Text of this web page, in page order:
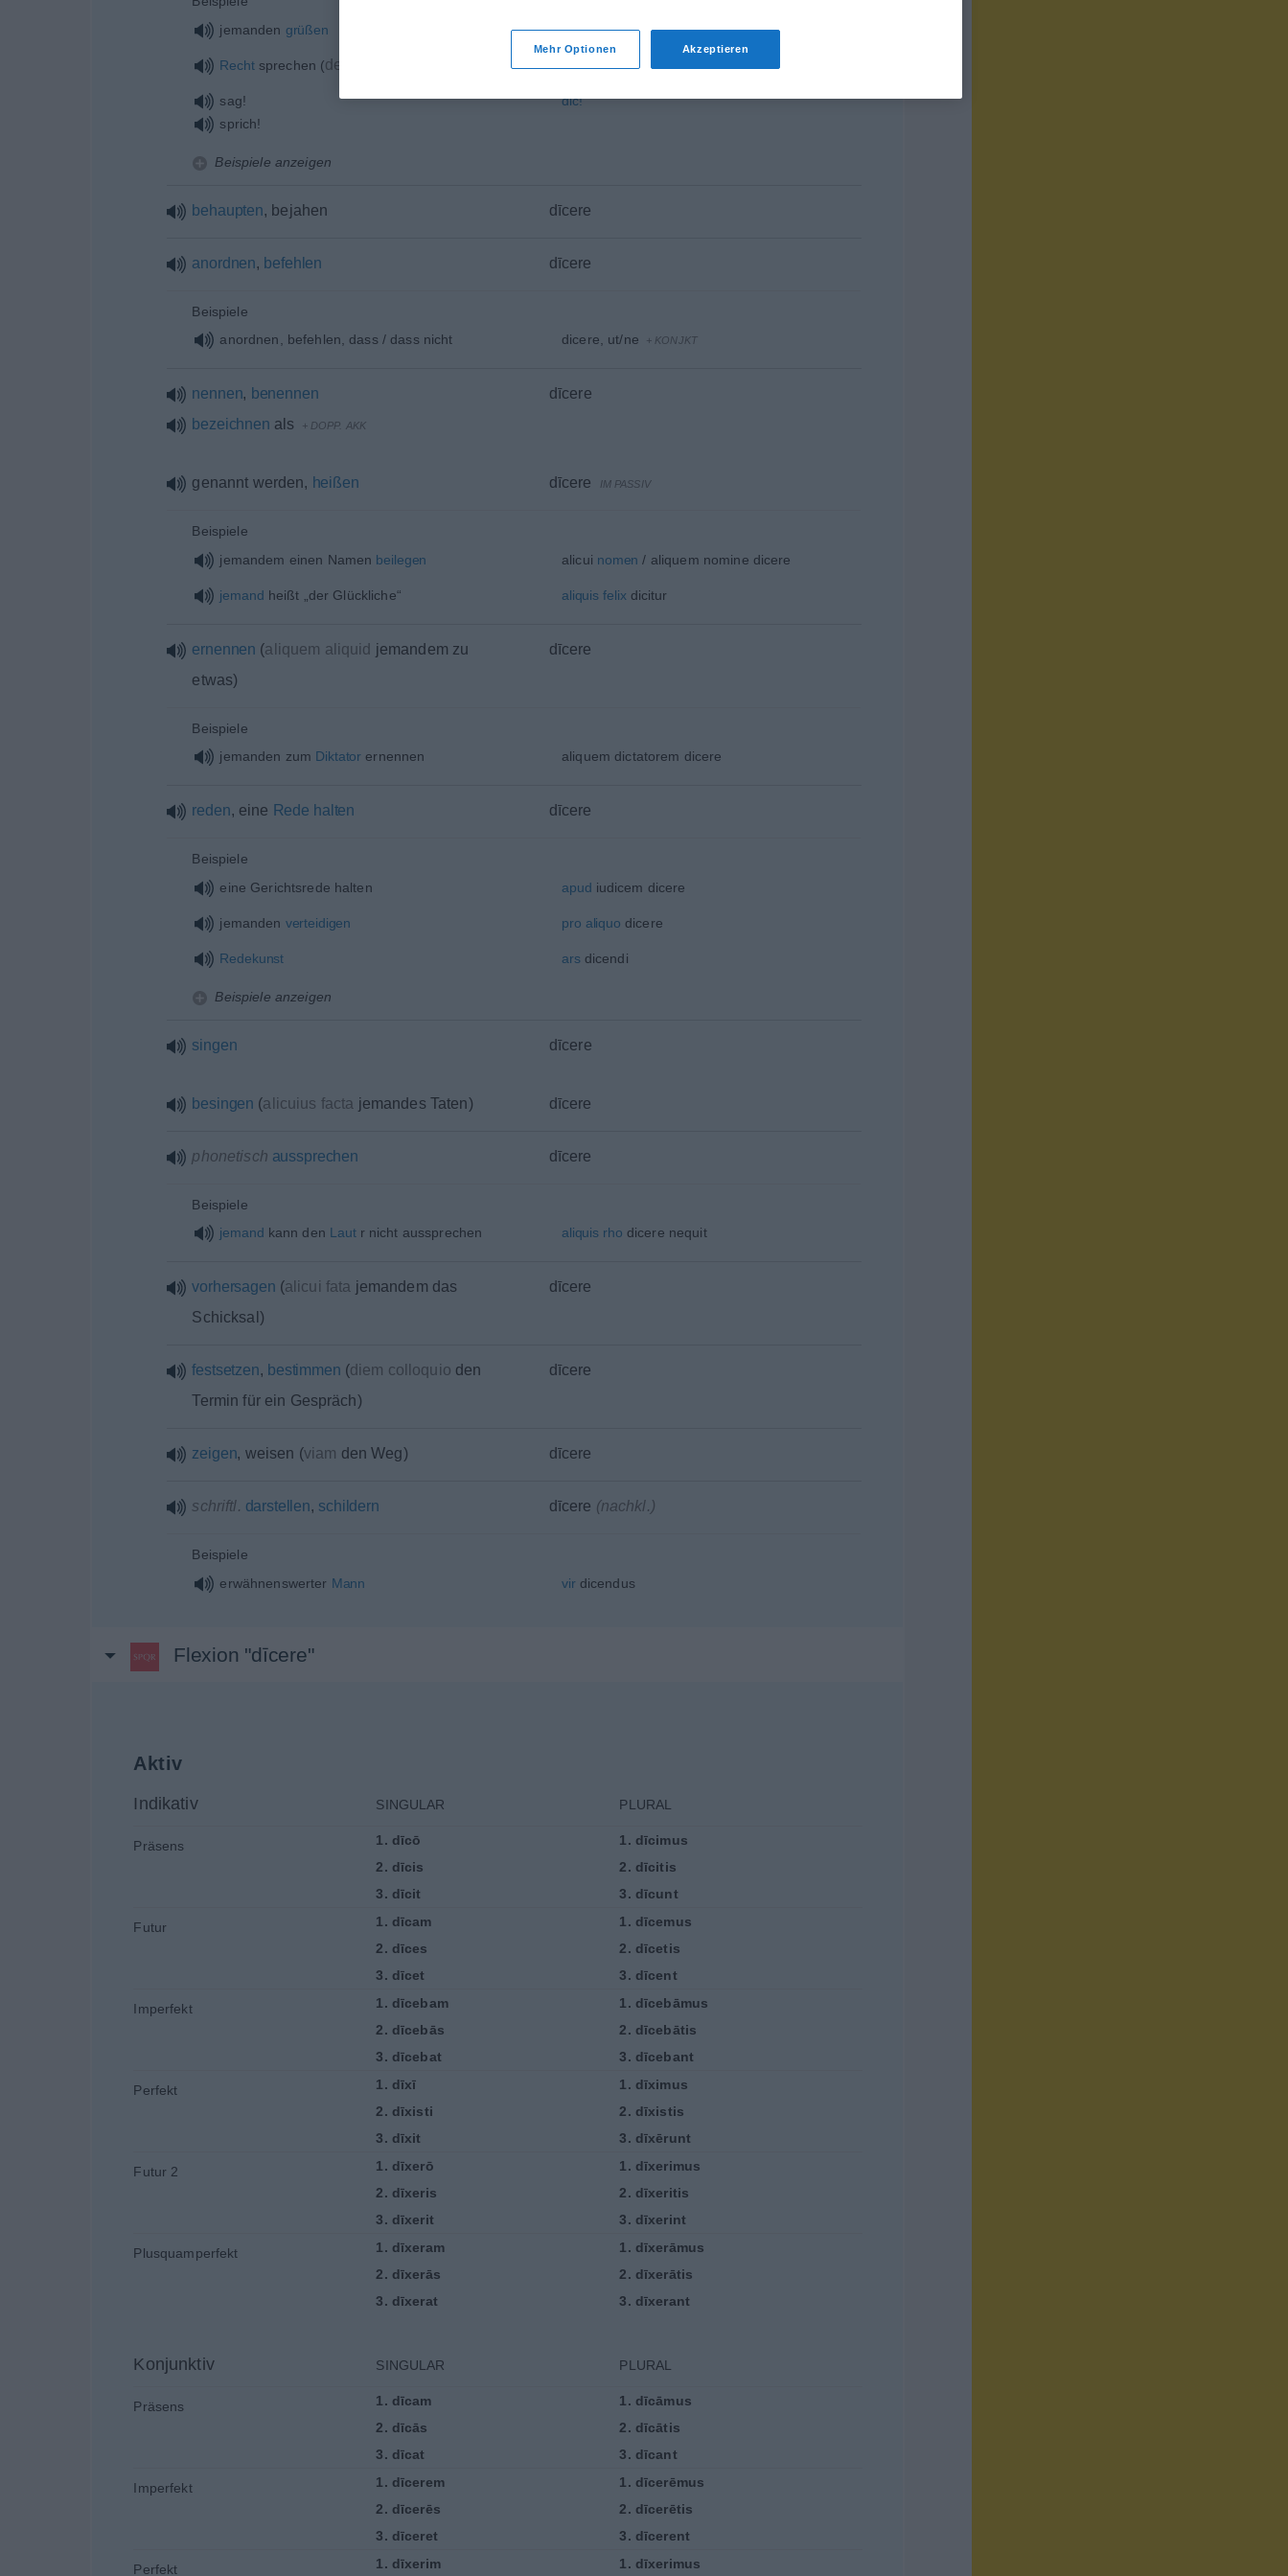
jemanden grüßen alicui salutem dicere
Rechtsprechen (de aliquo iusdicere
sag!
sprich!
dic!
Beispiele anzeigen
behaupten, bejahen dīcere
anordnen, befehlen dīcere
Beispiele
anordnen, befehlen, dass / dass nicht
dicere, ut/ne + KONJKT
nennen, benennen
bezeichnen als +DOPP. AKK
dīcere
genannt werden, heißen dīcere IM PASSIV
Beispiele
jemandem einen Namen beilegen alicui nomen / aliquem nomine dicere
jemand heißt „der Glückliche“ aliquis felix dicitur
ernennen (aliquem aliquid jemandem zu
etwas)
dīcere
Beispiele
jemanden zum Diktator ernennen aliquem dictatorem dicere
reden, eine Rede halten dīcere
Beispiele
eine Gerichtsrede halten
apud iudicem dicere
jemanden verteidigen pro aliquo dicere
Redekunst ars dicendi
Beispiele anzeigen
singen dīcere
besingen (alicuius facta jemandes Taten) dīcere
phonetisch aussprechen dīcere
Beispiele
jemand kann den Lautr nicht aussprechen aliquis rho dicere nequit
vorhersagen (alicui fata jemandem das
Schicksal )
dīcere
festsetzen, bestimmen (diem colloquio den
Termin für ein Gespräch)
dīcere
zeigen, weisen (viam den Weg) dīcere
schriftl. darstellen, schildern dīcere (nachkl. )
Beispiele
erwähnenswerter Mann vir dicendus
Flexion "dīcere"
Aktiv
Indikativ SINGULAR PLURAL
Präsens 1. dīcō
2. dīcis
3. dīcit
1. dīcimus
2. dīcitis
3. dīcunt
Futur 1. dīcam
2. dīces
3. dīcet
1. dīcemus
2. dīcetis
3. dīcent
Imperfekt 1. dīcebam
2. dīcebās
3. dīcebat
1. dīcebāmus
2. dīcebātis
3. dīcebant
Perfekt 1. dīxī
2. dīxisti
3. dīxit
1. dīximus
2. dīxistis
3. dīxērunt
Futur 2 1. dīxerō
2. dīxeris
3. dīxerit
1. dīxerimus
2. dīxeritis
3. dīxerint
Plusquamperfekt 1. dīxeram
2. dīxerās
3. dīxerat
1. dīxerāmus
2. dīxerātis
3. dīxerant
Konjunktiv SINGULAR PLURAL
Präsens 1. dīcam
2. dīcās
3. dīcat
1. dīcāmus
2. dīcātis
3. dīcant
Imperfekt 1. dīcerem
2. dīcerēs
3. dīceret
1. dīcerēmus
2. dīcerētis
3. dīcerent
Perfekt 1. dīxerim 1. dīxerimus
Mehr Optionen Akzeptieren